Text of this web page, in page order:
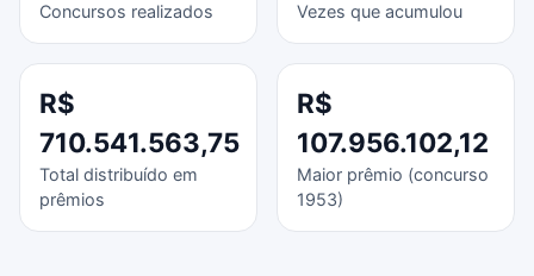
Concursos realizados Vezes que acumulou
R$
710.541.563,75
Total distribuído em
prêmios
R$
107.956.102,12
Maior prêmio (concurso
1953)